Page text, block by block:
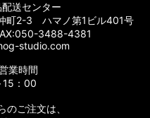
送センター
町2-3 ハマノ第1ビル401号
3488-4381
studio.com
業時間
15：00
のご注文は、